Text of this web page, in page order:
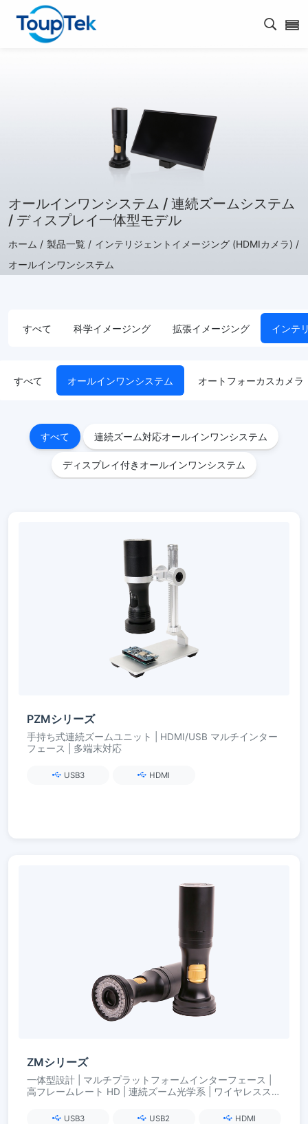
検索
オールインワンシステム / 連続ズームシステム
/ ディスプレイ一体型モデル
ホーム / 製品一覧 / インテリジェントイメージング (HDMIカメラ) /
オールインワンシステム
すべて 科学イメージング 拡張イメージング インテ
すべて オールインワンシステム オートフォーカスカメラ
すべて 連続ズーム対応オールインワンシステム
ディスプレイ付きオールインワンシステム
PZMシリーズ
手持ち式連続ズームユニット | HDMI/USB マルチインター
フェース | 多端末対応
USB3 HDMI
ZMシリーズ
一体型設計 | マルチプラットフォームインターフェース |
高フレームレート HD | 連続ズーム光学系 | ワイヤレススマ
USB3 USB2 HDMI